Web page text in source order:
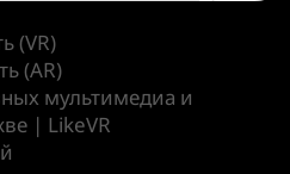
(VR)
(AR)
мультимедиа и
| LikeVR